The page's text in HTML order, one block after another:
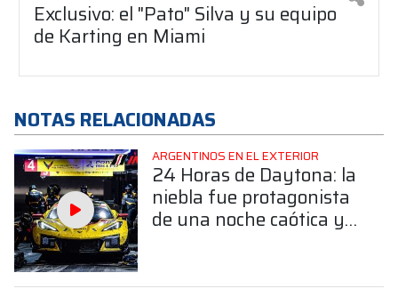
Exclusivo: el "Pato" Silva y su equipo
de Karting en Miami
NOTAS RELACIONADAS
ARGENTINOS EN EL EXTERIOR
24 Horas de Daytona: la
niebla fue protagonista
de una noche caótica y